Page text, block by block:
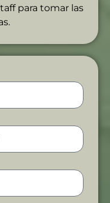
para tomar las